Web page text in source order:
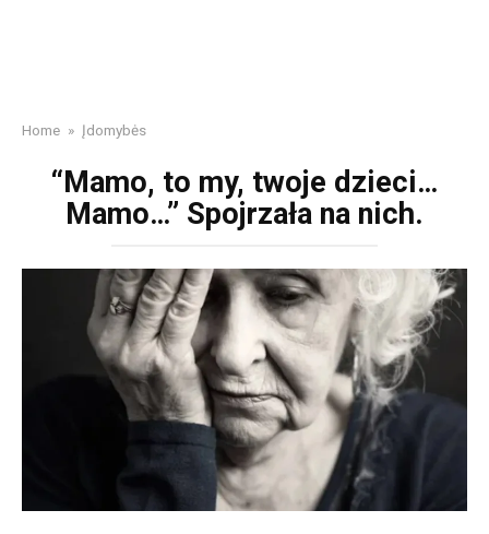
Home » Įdomybės
“Mamo, to my, twoje dzieci…
Mamo…” Spojrzała na nich.